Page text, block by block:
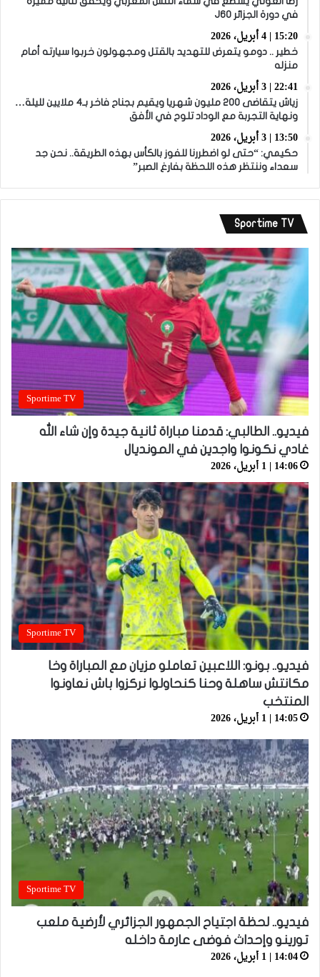
في دورة الجزائر J60
15:20 | 4 أبريل، 2026
خطير .. دومو يتعرض للتهديد بالقتل ومجهولون خربوا سيارته أمام
منزله
22:41 | 3 أبريل، 2026
زياش يتقاضى 200 مليون شهريا ويقيم بجناح فاخر بـ4 ملايين لليلة…
ونهاية التجربة مع الوداد تلوح في الأفق
13:50 | 3 أبريل، 2026
حكيمي: “حتى لو اضطررنا للفوز بالكأس بهذه الطريقة.. نحن جد
سعداء وننتظر هذه اللحظة بفارغ الصبر”
Sportime TV
Sportime TV
فيديو.. الطالبي: قدمنا مباراة ثانية جيدة وإن شاء الله
غادي نكونوا واجدين في المونديال
14:06 | 1 أبريل، 2026
Sportime TV
فيديو.. بونو: اللاعبين تعاملو مزيان مع المباراة وخا
مكانتش ساهلة وحنا كنحاولوا نركزوا باش نعاونوا
المنتخب
14:05 | 1 أبريل، 2026
Sportime TV
فيديو.. لحظة اجتياح الجمهور الجزائري لأرضية ملعب
تورينو وإحداث فوضى عارمة داخله
14:04 | 1 أبريل، 2026